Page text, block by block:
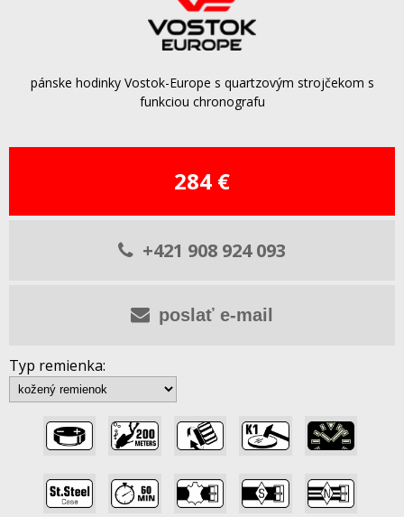
pánske hodinky Vostok-Europe s quartzovým strojčekom s
funkciou chronografu
284 €
+421 908 924 093
poslať e-mail
Typ remienka: